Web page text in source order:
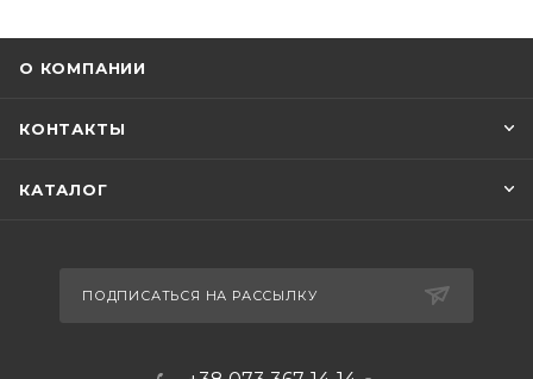
О КОМПАНИИ
КОНТАКТЫ
КАТАЛОГ
ПОДПИСАТЬСЯ НА РАССЫЛКУ